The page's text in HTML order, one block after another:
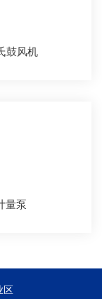
鼓风机
量泵
区